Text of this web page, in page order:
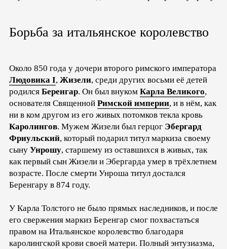
Борьба за итальянское королевство
Около 850 года у дочери второго римского императора
Людовика I, Жизели, среди других восьми её детей
родился Беренгар. Он был внуком Карла Великого,
основателя Священной Римской империи, и в нём, как
ни в ком другом из его живых потомков текла кровь
Каролингов. Мужем Жизели был герцог Эбергард
Фриульский, который подарил титул маркиза своему
сыну Унрошу, старшему из оставшихся в живых, так
как первый сын Жизели и Эбергарда умер в трёхлетнем
возрасте. После смерти Унроша титул достался
Беренгару в 874 году.
У Карла Толстого не было прямых наследников, и после
его свержения маркиз Беренгар смог похвастаться
правом на Итальянское королевство благодаря
каролингской крови своей матери. Полный энтузиазма,